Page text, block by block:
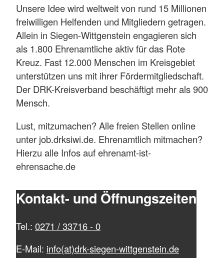
Unsere Idee wird weltweit von rund 15 Millionen
freiwilligen Helfenden und Mitgliedern getragen.
Allein in Siegen-Wittgenstein engagieren sich
als 1.800 Ehrenamtliche aktiv für das Rote
Kreuz. Fast 12.000 Menschen im Kreisgebiet
unterstützen uns mit ihrer Fördermitgliedschaft.
Der DRK-Kreisverband beschäftigt mehr als 900
Mensch.
Lust, mitzumachen? Alle freien Stellen online
unter job.drksiwi.de. Ehrenamtlich mitmachen?
Hierzu alle Infos auf ehrenamt-ist-
ehrensache.de
Kontakt- und Öffnungszeiten
Tel.: 0271 / 33716 - 0
E-Mail: info(at)drk-siegen-wittgenstein.de